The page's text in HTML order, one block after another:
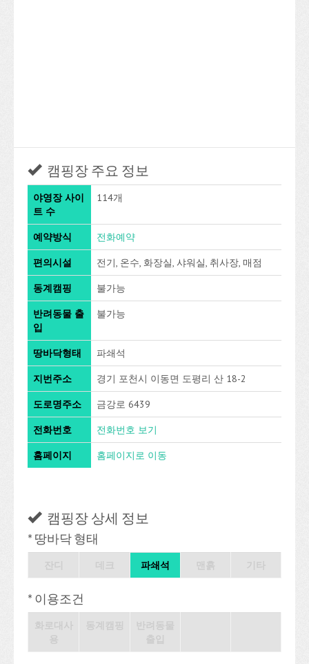
캠핑장 주요 정보
야영장 사이
트 수
114개
예약방식 전화예약
편의시설 전기, 온수, 화장실, 샤워실, 취사장, 매점
동계캠핑 불가능
반려동물 출
입
불가능
땅바닥형태 파쇄석
지번주소 경기 포천시 이동면 도평리 산 18-2
도로명주소 금강로 6439
전화번호 전화번호 보기
홈페이지 홈페이지로 이동
캠핑장 상세 정보
* 땅바닥 형태
파쇄석
* 이용조건